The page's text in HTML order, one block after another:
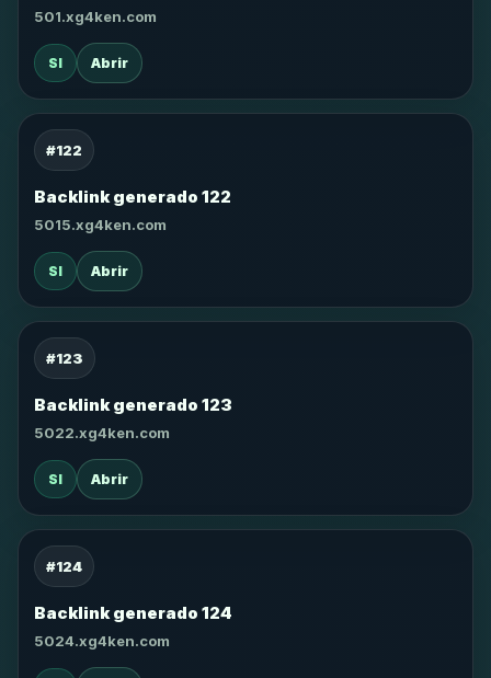
501.xg4ken.com
SI Abrir
#122
Backlink generado 122
5015.xg4ken.com
SI Abrir
#123
Backlink generado 123
5022.xg4ken.com
SI Abrir
#124
Backlink generado 124
5024.xg4ken.com